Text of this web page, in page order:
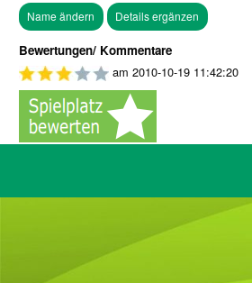
Bewertungen/ Kommentare
am 2010-10-19 11:42:20